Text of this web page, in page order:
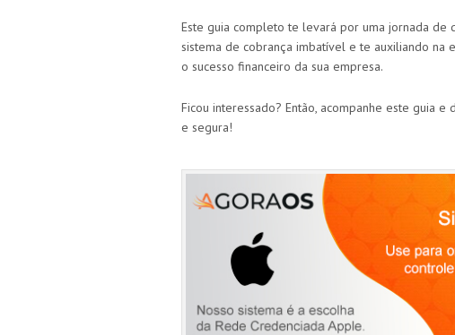
Este guia completo te levará por uma jornada de
sistema de cobrança imbatível e te auxiliando
o sucesso financeiro da sua empresa.
Ficou interessado? Então, acompanhe este guia
e segura!